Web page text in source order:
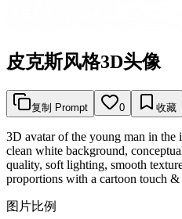
皮克斯风格3D头像
复制 Prompt 0 收藏
3D avatar of the young man in the
clean white background,
quality, soft lighting, smooth
proportions with a cartoon touch
图片比例